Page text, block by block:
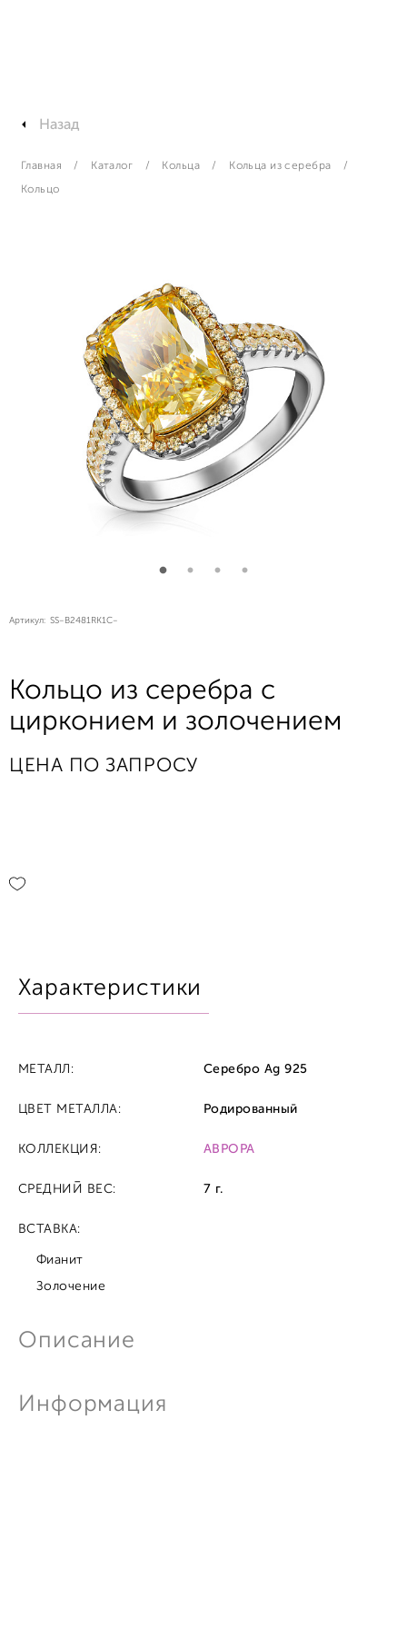
Назад
Главная Каталог Кольца Кольца из серебра
Кольцо
Артикул: SS-B2481RK1C-
Кольцо из серебра с
цирконием и золочением
ЦЕНА ПО ЗАПРОСУ
Характеристики
Описание
Информация
МЕТАЛЛ: Серебро Ag 925
ЦВЕТ МЕТАЛЛА: Родированный
КОЛЛЕКЦИЯ: АВРОРА
СРЕДНИЙ ВЕС: 7 г.
ВСТАВКА:
Фианит
Золочение